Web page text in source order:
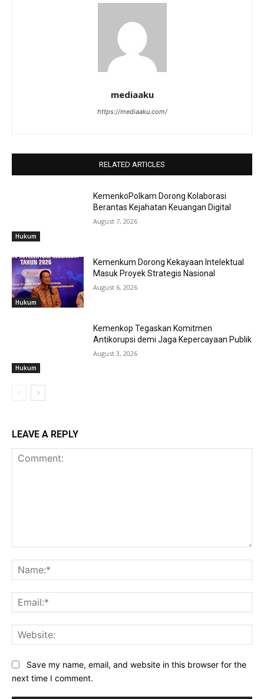
mediaaku
https://mediaaku.com/
RELATED ARTICLES
Hukum
KemenkoPolkam Dorong Kolaborasi
Berantas Kejahatan Keuangan Digital
August 7, 2026
Hukum
Kemenkum Dorong Kekayaan Intelektual
Masuk Proyek Strategis Nasional
August 6, 2026
Hukum
Kemenkop Tegaskan Komitmen
Antikorupsi demi Jaga Kepercayaan Publik
August 3, 2026
LEAVE A REPLY
Save my name, email, and website in this browser for the
next time I comment.